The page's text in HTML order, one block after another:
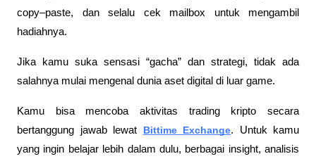
copy–paste, dan selalu cek mailbox untuk mengambil
hadiahnya.
Jika kamu suka sensasi “gacha” dan strategi, tidak ada
salahnya mulai mengenal dunia aset digital di luar game.
Kamu bisa mencoba aktivitas trading kripto secara
bertanggung jawab lewat
Bittime Exchange. Untuk kamu
yang ingin belajar lebih dalam dulu, berbagai insight, analisis